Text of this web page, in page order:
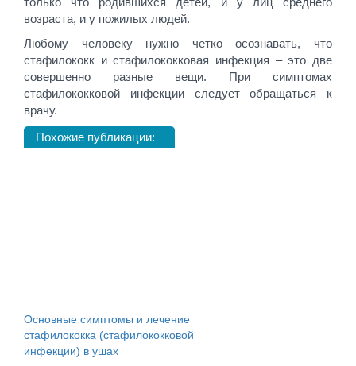
возраста, и у пожилых людей.
Любому человеку нужно четко осознавать, что
стафилококк и стафилококковая инфекция – это две
совершенно разные вещи. При симптомах
стафилококковой инфекции следует обращаться к
врачу.
Похожие публикации:
Основные симптомы и лечение
стафилококка (стафилококковой
инфекции) в ушах